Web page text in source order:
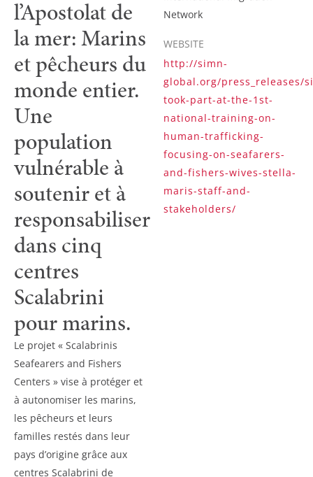
l’Apostolat de
la mer: Marins
et pêcheurs du
monde entier.
Une
population
vulnérable à
soutenir et à
responsabiliser
dans cinq
centres
Scalabrini
pour marins.
Le projet « Scalabrinis
Seafearers and Fishers
Centers » vise à protéger et
à autonomiser les marins,
les pêcheurs et leurs
familles restés dans leur
pays d’origine grâce aux
centres Scalabrini de
Network
WEBSITE
http://simn-
global.org/press_releases/
took-part-at-the-1st-
national-training-on-
human-trafficking-
focusing-on-seafarers-
and-fishers-wives-stella-
maris-staff-and-
stakeholders/